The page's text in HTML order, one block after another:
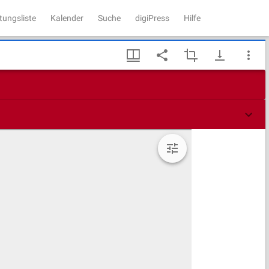
Kalender Suche digiPress Hilfe